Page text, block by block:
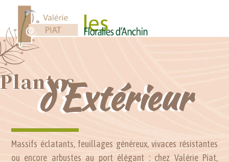
Plantesd'Extérieur
Massifs éclatants, feuillages généreux, vivaces résistantes
ou encore arbustes au port élégant : chez Valérie Piat,